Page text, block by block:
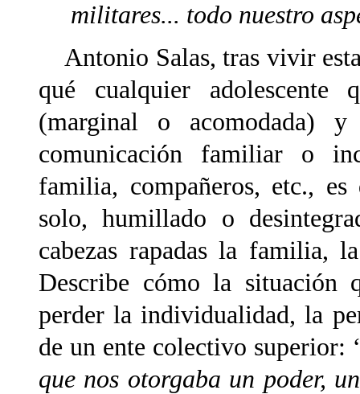
militares... todo nuestro
Antonio Salas, tras vivir
qué cualquier
(marginal o acomodada)
comunicación familiar o
familia, compañeros, etc.,
solo, humillado o
cabezas rapadas la familia,
Describe cómo la situación
perder la individualidad, la
de un ente colectivo superior:
que nos otorgaba un poder,